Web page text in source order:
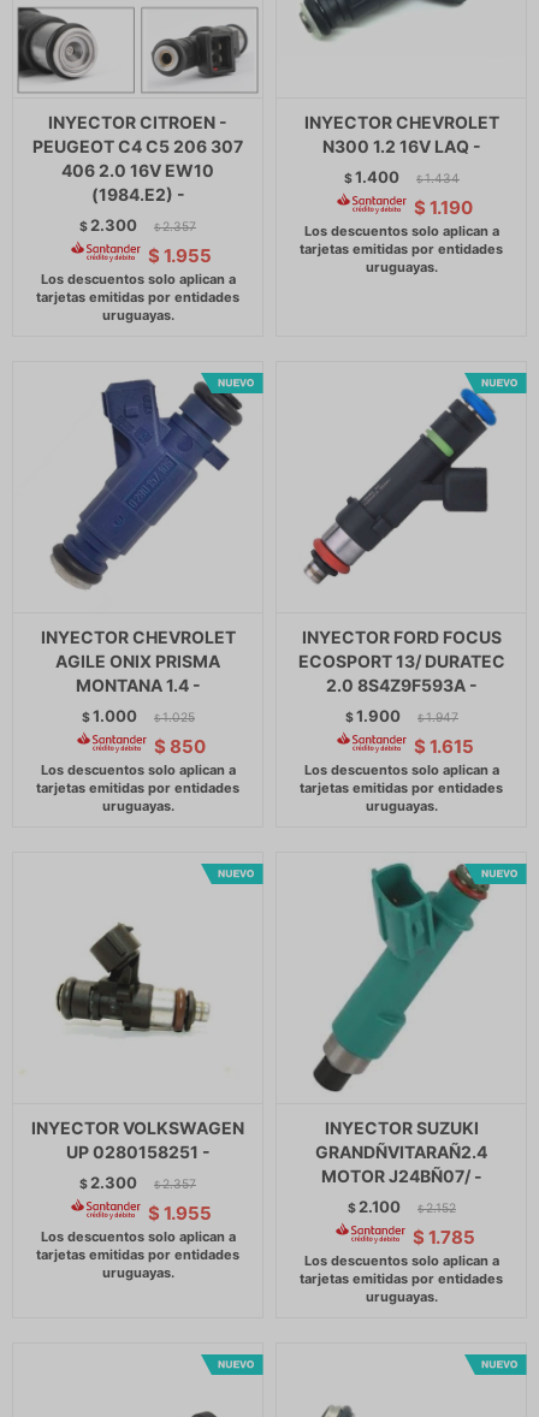
INYECTOR CITROEN -
PEUGEOT C4 C5 206 307
406 2.0 16V EW10
(1984.E2) -
$ 2.300 $ 2.357
$ 1.955
INYECTOR CHEVROLET
N300 1.2 16V LAQ -
$1.400 $ 1.434
$ 1.190
INYECTOR CHEVROLET
AGILE ONIX PRISMA
MONTANA 1.4 -
$1.000 $ 1.025
$ 850
INYECTOR FORD FOCUS
ECOSPORT 13/ DURATEC
2.0 8S4Z9F593A -
$1.900 $ 1.947
$ 1.615
INYECTOR VOLKSWAGEN
UP 0280158251 -
$ 2.300 $ 2.357
$ 1.955
INYECTOR SUZUKI
GRANDÑVITARAÑ2.4
MOTOR J24BÑ07/ -
$ 2.100 $ 2.152
$ 1.785